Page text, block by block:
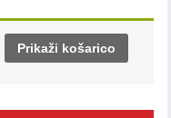
Prikaži košarico